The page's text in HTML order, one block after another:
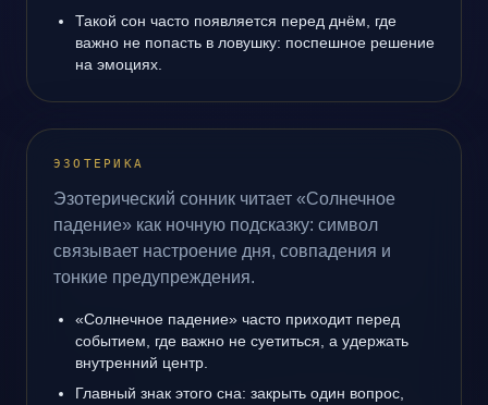
Такой сон часто появляется перед днём, где
важно не попасть в ловушку: поспешное решение
на эмоциях.
ЭЗОТЕРИКА
Эзотерический сонник читает «Солнечное
падение» как ночную подсказку: символ
связывает настроение дня, совпадения и
тонкие предупреждения.
«Солнечное падение» часто приходит перед
событием, где важно не суетиться, а удержать
внутренний центр.
Главный знак этого сна: закрыть один вопрос,